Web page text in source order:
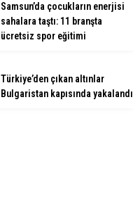
Samsun’da çocukların enerjisi
sahalara taştı: 11 branşta
ücretsiz spor eğitimi
Türkiye’den çıkan altınlar
Bulgaristan kapısında yakalandı